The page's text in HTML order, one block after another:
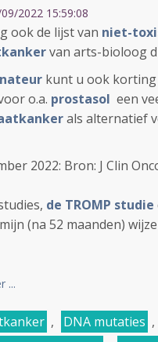
2022 15:59:08
ook de lijst van niet-
van arts-bioloog
kunt u ook korting
o.a. prostasol een
als alternatief
2022: Bron: J Clin
de TROMP studie
(na 52 maanden)
...
, DNA mutaties ,